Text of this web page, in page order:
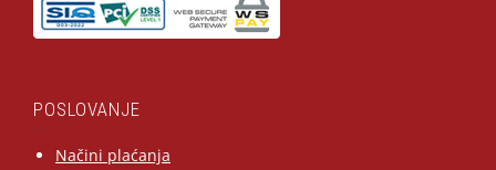
POSLOVANJE
Načini plaćanja